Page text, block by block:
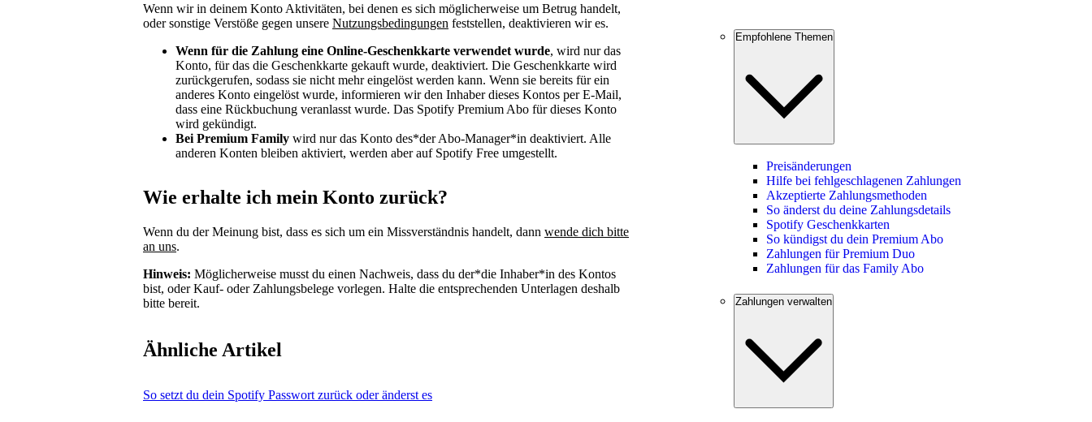
Wenn wir in deinem Konto Aktivitäten, bei denen es sich möglicherweise um Betrug handelt,
oder sonstige Verstöße gegen unsere Nutzungsbedingungen feststellen, deaktivieren wir es.
Wenn für die Zahlung eine Online-Geschenkkarte verwendet wurde, wird nur das
Konto, für das die Geschenkkarte gekauft wurde, deaktiviert. Die Geschenkkarte wird
zurückgerufen, sodass sie nicht mehr eingelöst werden kann. Wenn sie bereits für ein
anderes Konto eingelöst wurde, informieren wir den Inhaber dieses Kontos per E-Mail,
dass eine Rückbuchung veranlasst wurde. Das Spotify Premium Abo für dieses Konto
wird gekündigt.
Bei Premium Family wird nur das Konto des*der Abo-Manager*in deaktiviert. Alle
anderen Konten bleiben aktiviert, werden aber auf Spotify Free umgestellt.
Wie erhalte ich mein Konto zurück?
Wenn du der Meinung bist, dass es sich um ein Missverständnis handelt, dann wende dich bitte
an uns.
Hinweis: Möglicherweise musst du einen Nachweis, dass du der*die Inhaber*in des Kontos
bist, oder Kauf- oder Zahlungsbelege vorlegen. Halte die entsprechenden Unterlagen deshalb
bitte bereit.
Ähnliche Artikel
So setzt du dein Spotify Passwort zurück oder änderst es
Empfohlene Themen
Preisänderungen
Hilfe bei fehlgeschlagenen Zahlungen
Akzeptierte Zahlungsmethoden
So änderst du deine Zahlungsdetails
Spotify Geschenkkarten
So kündigst du dein Premium Abo
Zahlungen für Premium Duo
Zahlungen für das Family Abo
Zahlungen verwalten